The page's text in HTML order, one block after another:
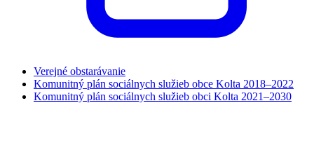
Verejné obstarávanie
Komunitný plán sociálnych služieb obce Kolta 2018–2022
Komunitný plán sociálnych služieb obci Kolta 2021–2030